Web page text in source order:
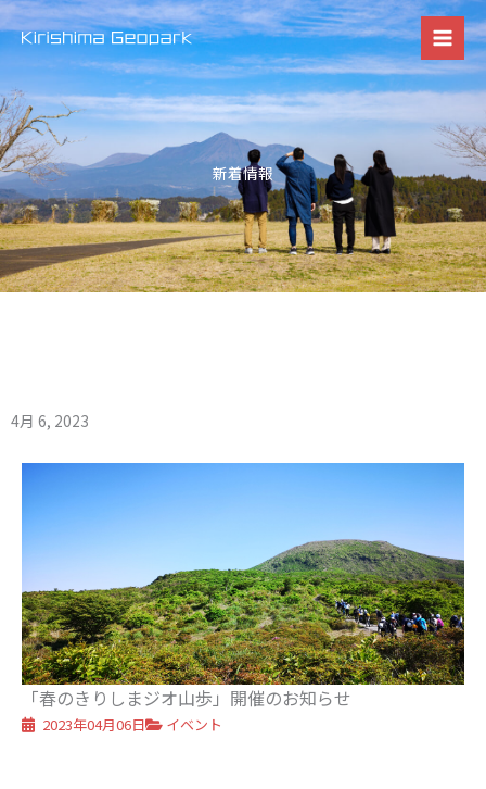
内
ス
キ
ッ
プ
新着情報
4月 6, 2023
「春のきりしまジオ山歩」開催のお知らせ
2023年04月06日 イベント